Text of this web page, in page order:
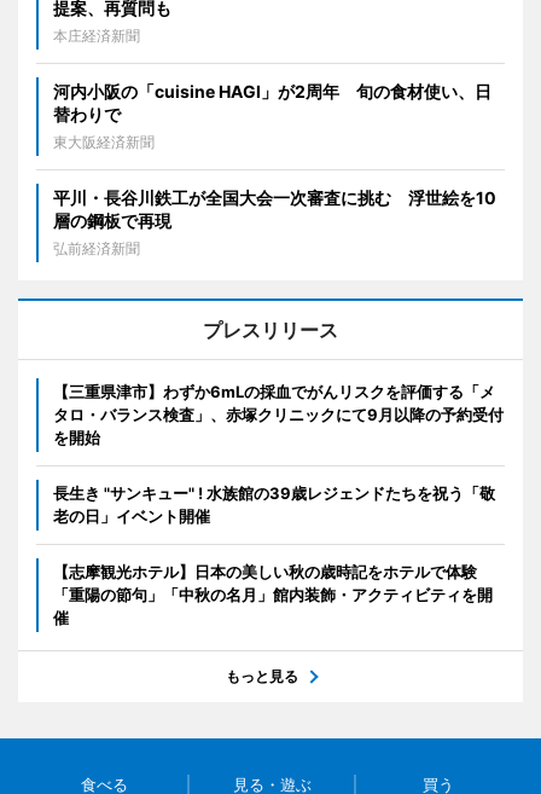
提案、再質問も
本庄経済新聞
河内小阪の「cuisine HAGI」が2周年 旬の食材使い、日
替わりで
東大阪経済新聞
平川・長谷川鉄工が全国大会一次審査に挑む 浮世絵を10
層の鋼板で再現
弘前経済新聞
プレスリリース
【三重県津市】わずか6mLの採血でがんリスクを評価する「メ
タロ・バランス検査」、赤塚クリニックにて9月以降の予約受付
を開始
長生き "サンキュー" ! 水族館の39歳レジェンドたちを祝う「敬
老の日」イベント開催
【志摩観光ホテル】日本の美しい秋の歳時記をホテルで体験
「重陽の節句」「中秋の名月」館内装飾・アクティビティを開
催
もっと見る
食べる 見る・遊ぶ 買う